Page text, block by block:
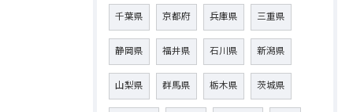
千葉県 京都府 兵庫県 三重県
静岡県 福井県 石川県 新潟県
山梨県 群馬県 栃木県 茨城県